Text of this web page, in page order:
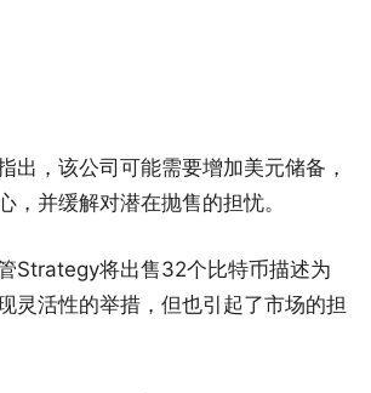
出，该公司可能需要增加美元储备，
，并缓解对潜在抛售的担忧。
Strategy将出售32个比特币描述为
灵活性的举措，但也引起了市场的担